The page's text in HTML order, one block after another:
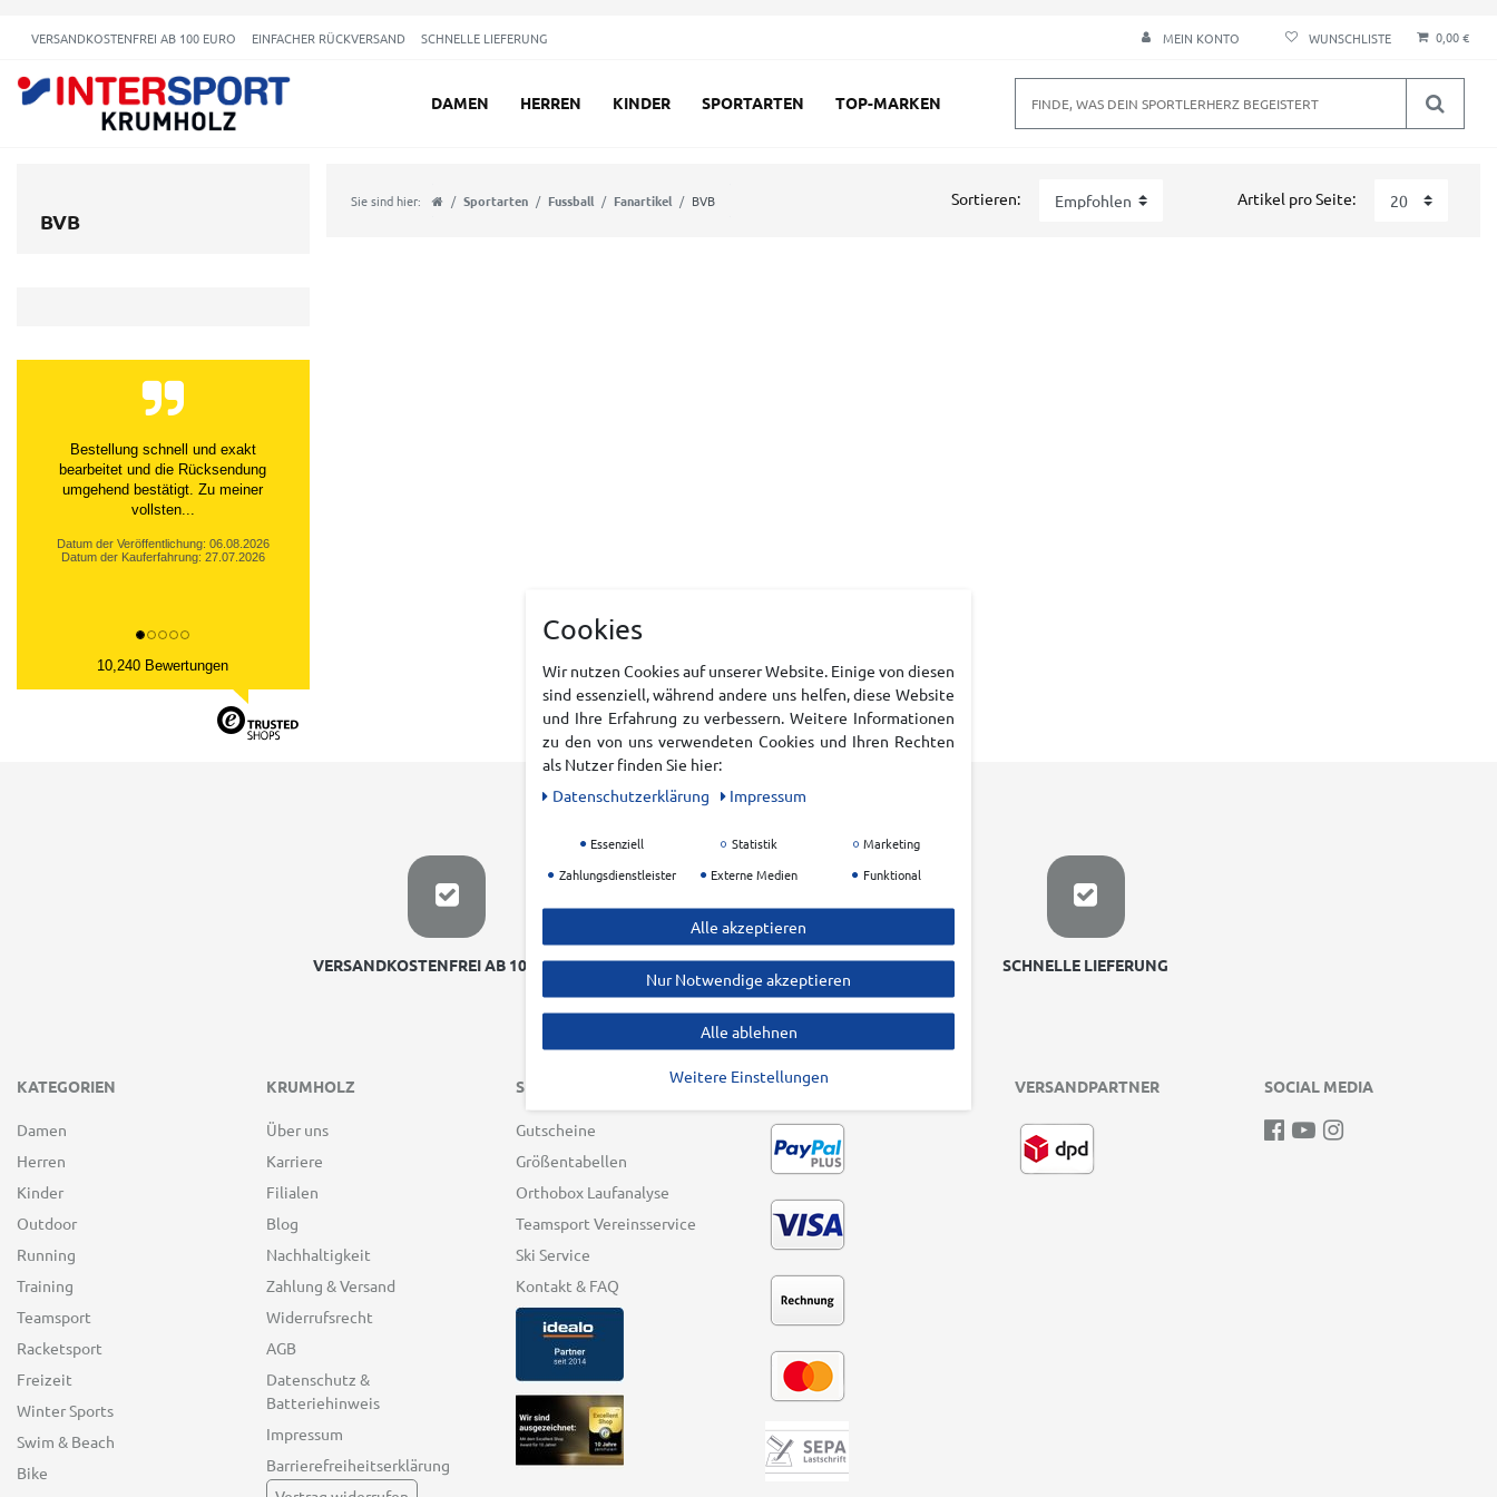
VERSANDKOSTENFREI AB 100 EURO EINFACHER RÜCKVERSAND SCHNELLE LIEFERUNG MEIN KONTO 0,00 €
DAMEN HERREN KINDER SPORTARTEN TOP-MARKEN
BVB
Sie sind hier: Sportarten Fussball Fanartikel BVB Sortieren: Artikel pro Seite:
Bestellung schnell und exakt
bearbeitet und die Rücksendung
umgehend bestätigt. Zu meiner
vollsten...
Datum der Veröffentlichung: 06.08.2026
Datum der Kauferfahrung: 27.07.2026
10,240 Bewertungen
VERSANDKOSTENFREI AB 100 EURO EINFACHER RÜCKVERSAND SCHNELLE LIEFERUNG
KATEGORIEN
Damen
Herren
Kinder
Outdoor
Running
Training
Teamsport
Racketsport
Freizeit
Winter Sports
Swim & Beach
Bike
KRUMHOLZ
Über uns
Karriere
Filialen
Blog
Nachhaltigkeit
Zahlung & Versand
Widerrufsrecht
AGB
Datenschutz &
Batteriehinweis
Impressum
Barrierefreiheitserklärung
SERVICE
Gutscheine
Größentabellen
Orthobox Laufanalyse
Teamsport Vereinsservice
Ski Service
Kontakt & FAQ
ZAHLUNGSARTEN VERSANDPARTNER SOCIAL MEDIA
Cookies
Wir nutzen Cookies auf unserer Website. Einige von diesen
sind essenziell, während andere uns helfen, diese Website
und Ihre Erfahrung zu verbessern. Weitere Informationen
zu den von uns verwendeten Cookies und Ihren Rechten
als Nutzer finden Sie hier:
Daten­schutz­erklärung
Impressum
Essenziell Statistik
Marketing
Zahlungsdienstleister
Externe Medien Funktional
Alle akzeptieren
Nur Notwendige akzeptieren
Alle ablehnen
Weitere Einstellungen